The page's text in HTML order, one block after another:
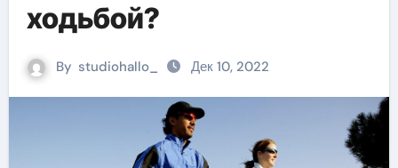
ходьбой?
By studiohallo_ Дек 10, 2022